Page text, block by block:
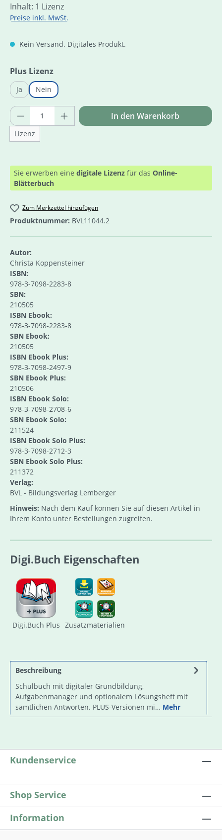
Inhalt: 1 Lizenz
Preise inkl. MwSt.
Kein Versand. Digitales Produkt.
Plus Lizenzauswählen
Ja Nein
Produkt Anzahl: Gib den gewünschten
Lizenz
In den Warenkorb
Sie erwerben eine digitale Lizenz für das Online-
Blätterbuch
Zum Merkzettel hinzufügen
Produktnummer: BVL11044.2
Autor:
Christa Koppensteiner
ISBN:
978-3-7098-2283-8
SBN:
210505
ISBN Ebook:
978-3-7098-2283-8
SBN Ebook:
210505
ISBN Ebook Plus:
978-3-7098-2497-9
SBN Ebook Plus:
210506
ISBN Ebook Solo:
978-3-7098-2708-6
SBN Ebook Solo:
211524
ISBN Ebook Solo Plus:
978-3-7098-2712-3
SBN Ebook Solo Plus:
211372
Verlag:
BVL - Bildungsverlag Lemberger
Hinweis: Nach dem Kauf können Sie auf diesen Artikel in
Ihrem Konto unter Bestellungen zugreifen.
Digi.Buch Eigenschaften
Digi.Buch Plus Zusatzmaterialien
Beschreibung
Schulbuch mit digitaler Grundbildung,
Aufgabenmanager und optionalem Lösungsheft mit
sämtlichen Antworten. PLUS-Versionen mi… Mehr
Kundenservice
Shop Service
Information